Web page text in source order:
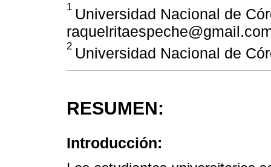
1 Universidad Nacional de
2 Universidad Nacional de
RESUMEN:
Introducción: